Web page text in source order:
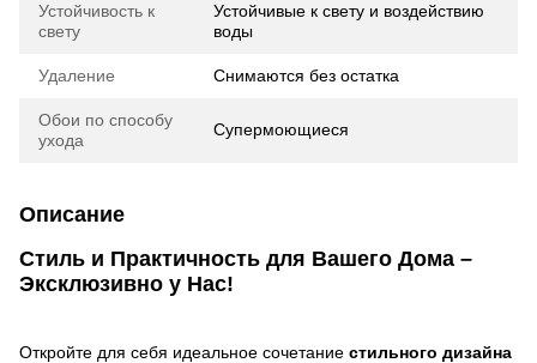
Устойчивость к
свету
Устойчивые к свету и воздействию
воды
Удаление Снимаются без остатка
Обои по способу
ухода
Супермоющиеся
Описание
Стиль и Практичность для Вашего Дома –
Эксклюзивно у Нас!
Откройте для себя идеальное сочетание стильного дизайна